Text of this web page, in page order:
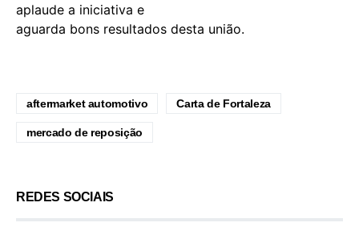
aplaude a iniciativa e
aguarda bons resultados desta união.
aftermarket automotivo Carta de Fortaleza
mercado de reposição
REDES SOCIAIS